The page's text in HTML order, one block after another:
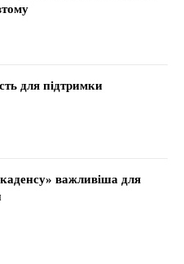
для підтримки
важливіша для